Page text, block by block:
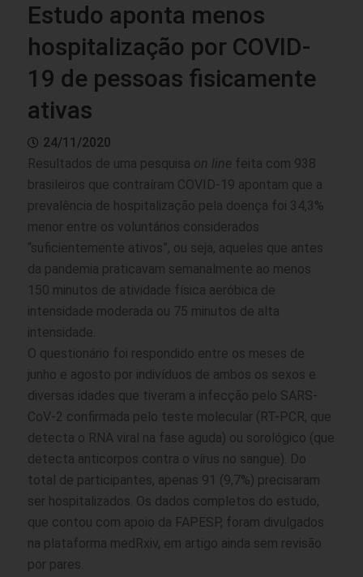
Estudo aponta menos
hospitalização por COVID-
19 de pessoas fisicamente
ativas
24/11/2020
Resultados de uma pesquisa on line feita com 938
brasileiros que contraíram COVID-19 apontam que a
prevalência de hospitalização pela doença foi 34,3%
menor entre os voluntários considerados
“suficientemente ativos”, ou seja, aqueles que antes
da pandemia praticavam semanalmente ao menos
150 minutos de atividade física aeróbica de
intensidade moderada ou 75 minutos de alta
intensidade.
O questionário foi respondido entre os meses de
junho e agosto por indivíduos de ambos os sexos e
diversas idades que tiveram a infecção pelo SARS-
CoV-2 confirmada pelo teste molecular (RT-PCR, que
detecta o RNA viral na fase aguda) ou sorológico (que
detecta anticorpos contra o vírus no sangue). Do
total de participantes, apenas 91 (9,7%) precisaram
ser hospitalizados. Os dados completos do estudo,
que contou com apoio da FAPESP, foram divulgados
na plataforma medRxiv, em artigo ainda sem revisão
por pares.